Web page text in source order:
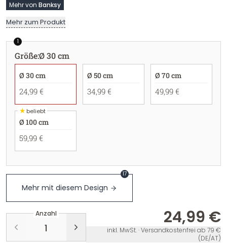
Mehr von Banksy
Mehr zum Produkt
1
Größe:Ø 30 cm
Ø 30 cm
24,99 €
Ø 50 cm
34,99 €
Ø 70 cm
49,99 €
★beliebt
Ø 100 cm
59,99 €
Mehr mit diesem Design
17
Anzahl 24,99 €
inkl. MwSt. · Versandkostenfrei ab 79 €
(DE/AT)